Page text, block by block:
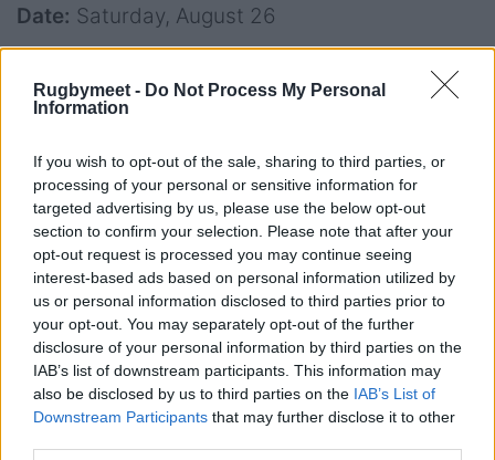
Rugbymeet - Do Not Process My Personal
Information
If you wish to opt-out of the sale, sharing to third parties, or
processing of your personal or sensitive information for
targeted advertising by us, please use the below opt-out
section to confirm your selection. Please note that after your
opt-out request is processed you may continue seeing
interest-based ads based on personal information utilized by
us or personal information disclosed to third parties prior to
your opt-out. You may separately opt-out of the further
disclosure of your personal information by third parties on the
IAB’s list of downstream participants. This information may
also be disclosed by us to third parties on the IAB’s List of
Downstream Participants that may further disclose it to other
Date: Saturday, August 26
Kick-off:15:15 BST (14:15 GMT)
Arbitro:Jaco Peyper (South Africa)
Assistenti:Pierre Brousset (France), Hollie
Davidson (Scotland)
TMO:Brian MacNeice (Ireland)